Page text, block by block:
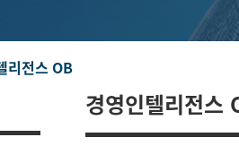
리전스 OB
경영인텔리전스